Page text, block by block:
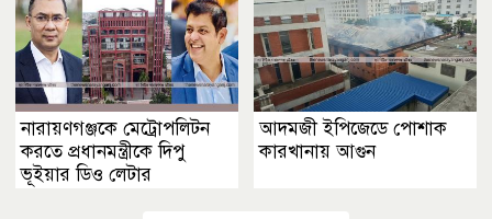
নারায়ণগঞ্জকে মেট্রোপলিটন
করতে প্রধানমন্ত্রীকে দিপু
ভূইয়ার ডিও লেটার
আদমজী ইপিজেডে পোশাক
কারখানায় আগুন